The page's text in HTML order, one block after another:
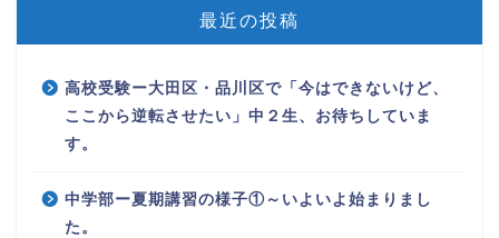
最近の投稿
高校受験ー大田区・品川区で「今はできないけど、
ここから逆転させたい」中２生、お待ちしていま
す。
中学部ー夏期講習の様子①～いよいよ始まりまし
た。